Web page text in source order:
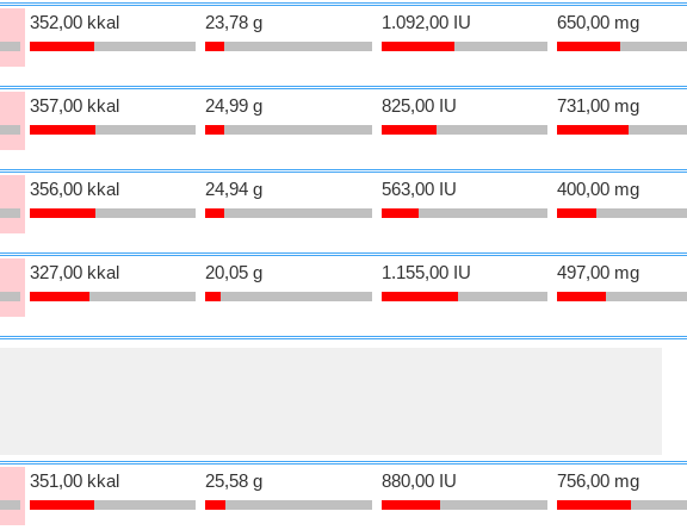
352,00 kkal 23,78 g 1.092,00 IU 650,00 mg
357,00 kkal 24,99 g 825,00 IU 731,00 mg
356,00 kkal 24,94 g 563,00 IU 400,00 mg
327,00 kkal 20,05 g 1.155,00 IU 497,00 mg
351,00 kkal 25,58 g 880,00 IU 756,00 mg